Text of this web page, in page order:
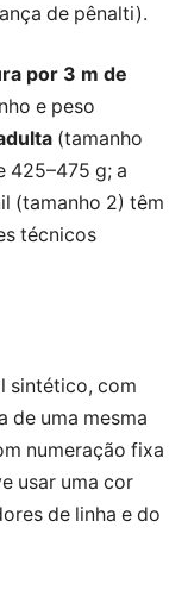
de pênalti).
por 3 m de
e peso
(tamanho
425–475 g; a
(tamanho 2) têm
técnicos
sintético, com
de uma mesma
numeração fixa
usar uma cor
de linha e do